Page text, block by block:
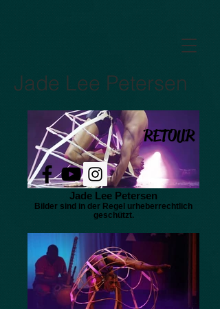
Jade Lee Petersen
Jade Lee Petersen
Bilder sind in der Regel urheberrechtlich
geschützt.
RETOUR